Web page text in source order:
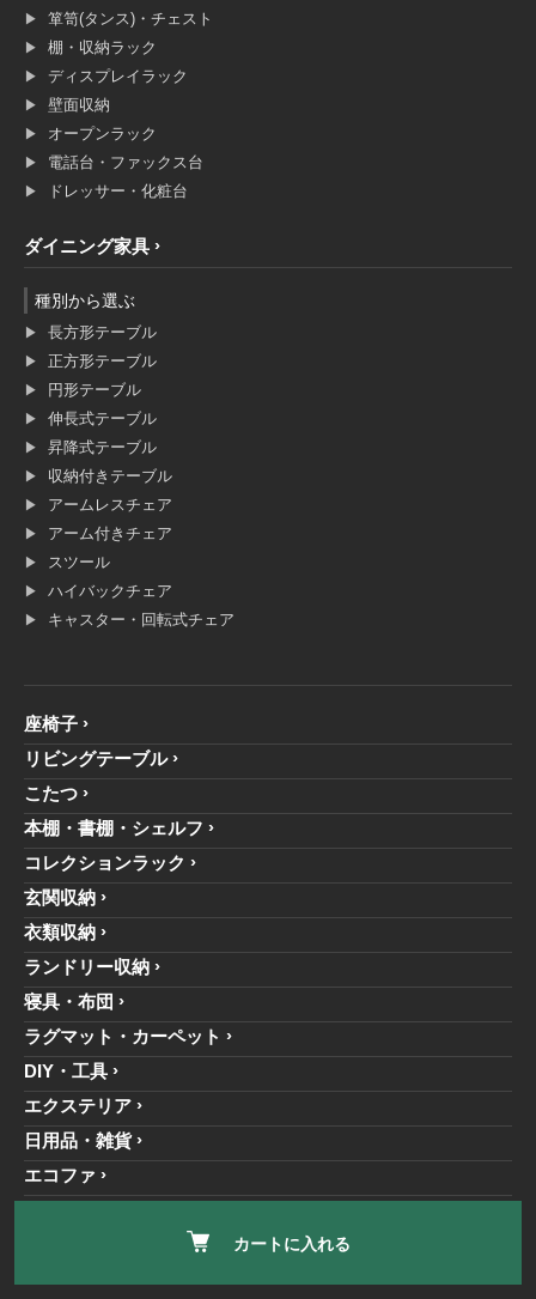
カートに入れる
箪笥(タンス)・チェスト
棚・収納ラック
ディスプレイラック
壁面収納
オープンラック
電話台・ファックス台
ドレッサー・化粧台
ダイニング家具
種別から選ぶ
長方形テーブル
正方形テーブル
円形テーブル
伸長式テーブル
昇降式テーブル
収納付きテーブル
アームレスチェア
アーム付きチェア
スツール
ハイバックチェア
キャスター・回転式チェア
座椅子
リビングテーブル
こたつ
本棚・書棚・シェルフ
コレクションラック
玄関収納
衣類収納
ランドリー収納
寝具・布団
ラグマット・カーペット
DIY・工具
エクステリア
日用品・雑貨
エコファ